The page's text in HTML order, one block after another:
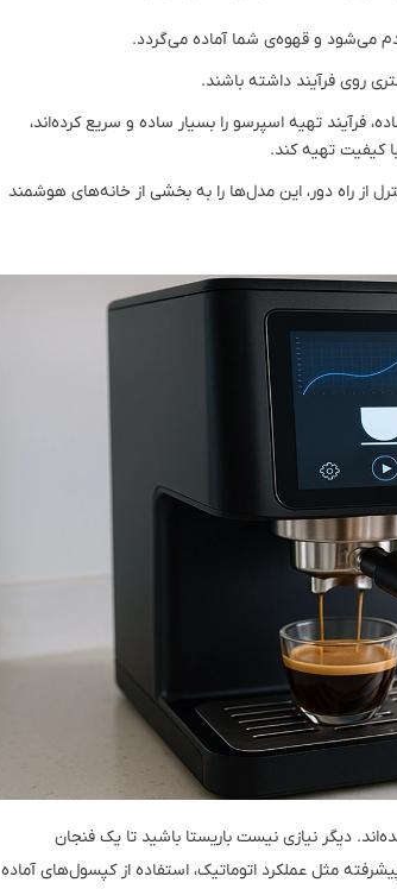
می‌شود و قهوه‌ی شما آماده می‌گردد.
روی فرآیند داشته باشند.
فرآیند تهیه اسپرسو را بسیار ساده و سریع کرده‌اند،
کیفیت تهیه کند.
از راه دور، این مدل‌ها را به بخشی از خانه‌های هوشمند
دیگر نیازی نیست باریستا باشید تا یک فنجان
مثل عملکرد اتوماتیک، استفاده از کپسول‌های آماده